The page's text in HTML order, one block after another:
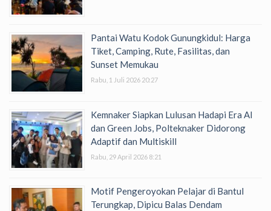
Pantai Watu Kodok Gunungkidul: Harga
Tiket, Camping, Rute, Fasilitas, dan
Sunset Memukau
Rabu, 1 Juli 2026 20:27
Kemnaker Siapkan Lulusan Hadapi Era AI
dan Green Jobs, Polteknaker Didorong
Adaptif dan Multiskill
Rabu, 29 April 2026 8:21
Motif Pengeroyokan Pelajar di Bantul
Terungkap, Dipicu Balas Dendam